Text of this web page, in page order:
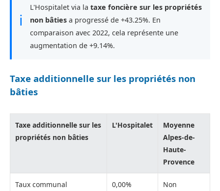
ℹ
L'Hospitalet via la taxe foncière sur les propriétés
non bâties a progressé de +43.25%. En
comparaison avec 2022, cela représente une
augmentation de +9.14%.
Taxe additionnelle sur les propriétés non
bâties
Taxe additionnelle sur les
propriétés non bâties
L'Hospitalet
Moyenne
Alpes-de-
Haute-
Provence
Taux communal 0,00%
Non